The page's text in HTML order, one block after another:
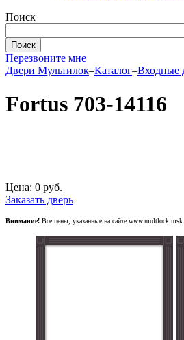
Поиск
Перезвоните мне
Двери Мультилок–Каталог–Входные
Fortus 703-14116
Цена: 0 руб.
Заказать дверь
Внимание! Все цены, указанные на сайте